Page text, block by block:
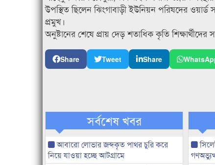
উপস্থিত ছিলেন ঝিংগাবাড়ী ইউনিয়ন পরিষদের
প্রমুখ।
অনুষ্টানের শেষে প্রায় দেড় শতাধিক কৃতি
Share Tweet Share
সর্বশেষ খবর
আবারো লোভার জব্দকৃত পাথর চুরি করে
নিয়ে যাওয়া হচ্ছে আটগ্রামে